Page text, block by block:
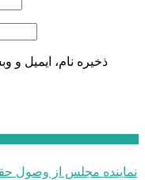
ذخیره نام، ایمیل و
نماینده مجلس از وصول